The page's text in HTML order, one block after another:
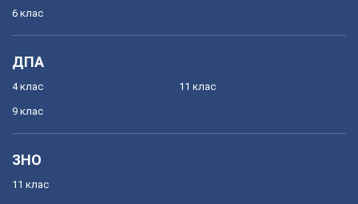
6 клас
ДПА
4 клас
9 клас
11 клас
ЗНО
11 клас